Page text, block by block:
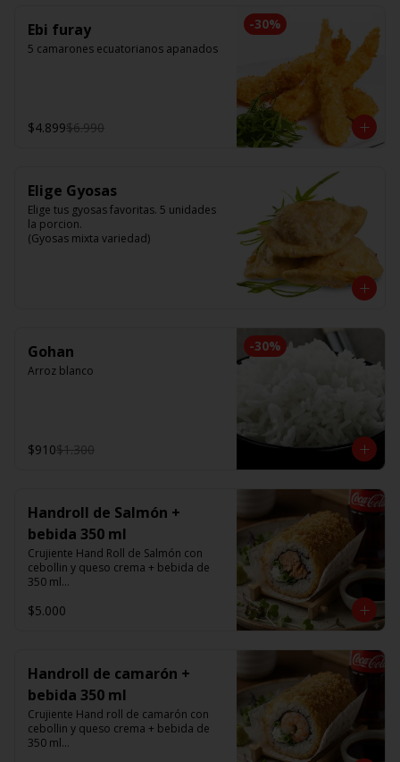
-30%
Ebi furay
5 camarones ecuatorianos apanados
$4.899$6.990
Elige Gyosas
Elige tus gyosas favoritas. 5 unidades
la porcion.
(Gyosas mixta variedad)
-30%
Gohan
Arroz blanco
$910$1.300
Handroll de Salmón +
bebida 350 ml
Crujiente Hand Roll de Salmón con
cebollin y queso crema + bebida de
350 ml
Promoción valida de Lunes a viernes
$5.000
Handroll de camarón +
bebida 350 ml
Crujiente Hand roll de camarón con
cebollin y queso crema + bebida de
350 ml